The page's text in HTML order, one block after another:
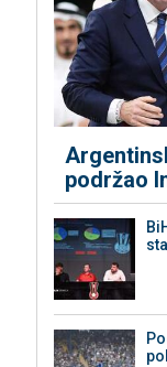
podržao